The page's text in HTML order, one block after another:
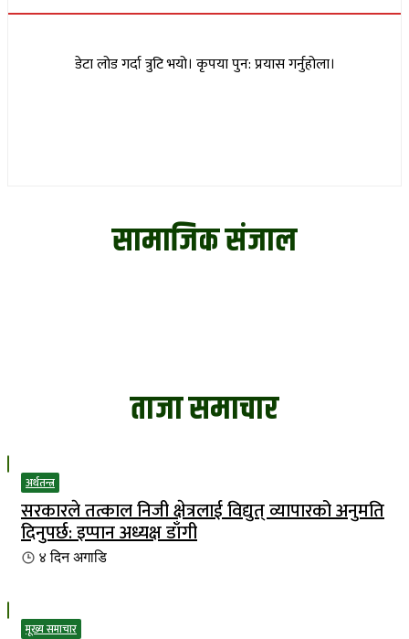
डेटा लोड गर्दा त्रुटि भयो। कृपया पुन: प्रयास गर्नुहोला।
सामाजिक संजाल
ताजा समाचार
अर्थतन्त्र
सरकारले तत्काल निजी क्षेत्रलाई विद्युत् व्यापारको अनुमति
दिनुपर्छ: इप्पान अध्यक्ष डाँगी
४ दिनअगाडि
मूख्य समाचार